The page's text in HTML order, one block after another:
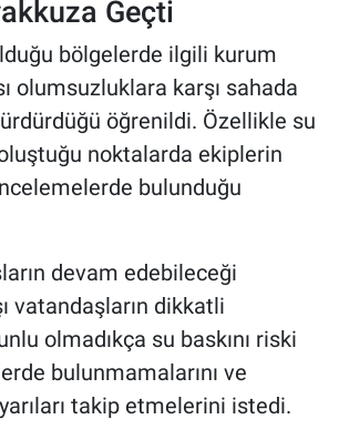
Geçti
bölgelerde ilgili kurum
olumsuzluklara karşı sahada
öğrenildi. Özellikle su
noktalarda ekiplerin
bulunduğu
devam edebileceği
vatandaşların dikkatli
olmadıkça su baskını riski
bulunmamalarını ve
takip etmelerini istedi.